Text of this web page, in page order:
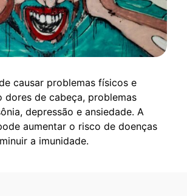
causar problemas físicos e
dores de cabeça, problemas
depressão e ansiedade. A
aumentar o risco de doenças
a imunidade.